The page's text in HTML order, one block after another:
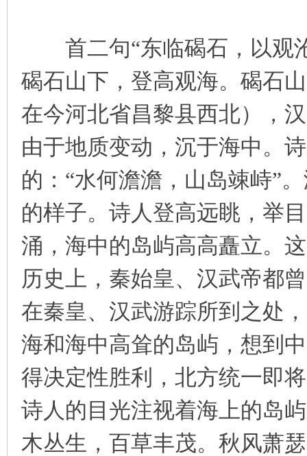
首二句“东临碣石，以观
碣石山下，登高观海。碣石
在今河北省昌黎县西北），
由于地质变动，沉于海中。
的：“水何澹澹，山岛竦峙”
的样子。诗人登高远眺，举
涌，海中的岛屿高高矗立。
历史上，秦始皇、汉武帝都
在秦皇、汉武游踪所到之处
海和海中高耸的岛屿，想到
得决定性胜利，北方统一即
诗人的目光注视着海上的岛
木丛生，百草丰茂。秋风萧